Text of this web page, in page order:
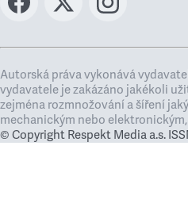
Autorská práva vykonává
vydavatele je zakázáno jakékoli
zejména rozmnožování a šíření
mechanickým nebo
© Copyright Respekt Media a.s.